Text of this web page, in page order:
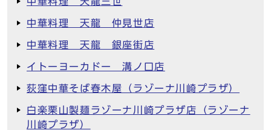
中華料理 天龍 仲見世店
中華料理 天龍 銀座街店
イトーヨーカドー 溝ノ口店
荻窪中華そば春木屋（ラゾーナ川崎プラザ）
白楽栗山製麺ラゾーナ川崎プラザ店（ラゾーナ
川崎プラザ）